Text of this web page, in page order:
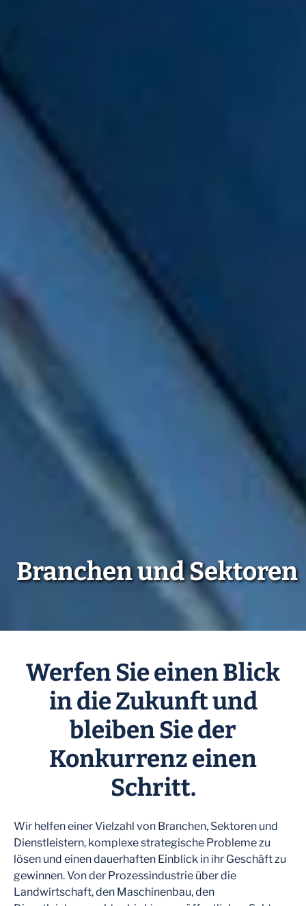
Branchen und Sektoren
Werfen Sie einen Blick
in die Zukunft und
bleiben Sie der
Konkurrenz einen
Schritt.
Wir helfen einer Vielzahl von Branchen, Sektoren und
Dienstleistern, komplexe strategische Probleme zu
lösen und einen dauerhaften Einblick in ihr Geschäft zu
gewinnen. Von der Prozessindustrie über die
Landwirtschaft, den Maschinenbau, den